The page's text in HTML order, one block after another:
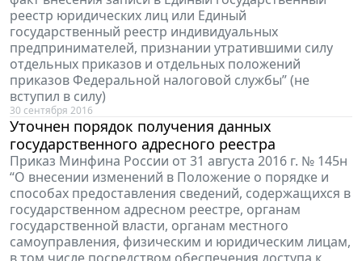
реестр юридических лиц или Единый
государственный реестр индивидуальных
предпринимателей, признании утратившими силу
отдельных приказов и отдельных положений
приказов Федеральной налоговой службы” (не
вступил в силу)
30 сентября 2016
Уточнен порядок получения данных
государственного адресного реестра
Приказ Минфина России от 31 августа 2016 г. № 145н
“О внесении изменений в Положение о порядке и
способах предоставления сведений, содержащихся в
государственном адресном реестре, органам
государственной власти, органам местного
самоуправления, физическим и юридическим лицам,